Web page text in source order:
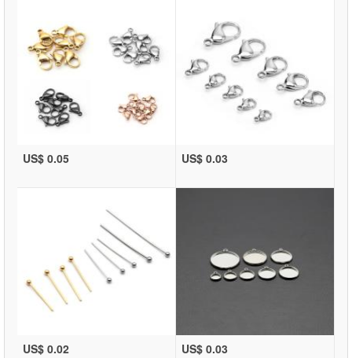
US$ 0.05 US$ 0.03
US$ 0.02 US$ 0.03